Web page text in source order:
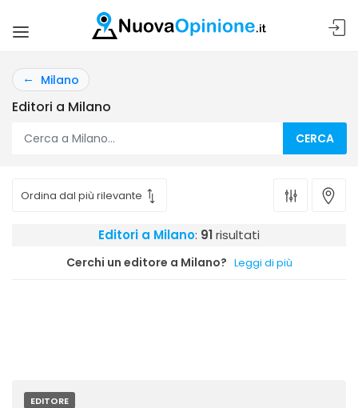
Milano
Editori a Milano
CERCA
Editori a Milano: 91risultati
Cerchi un editore a Milano? Leggi di più
EDITORE